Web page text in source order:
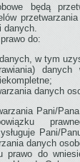
będą
danych.
do:
w tym
danych
Pani/
Pani/
danych
prawo do